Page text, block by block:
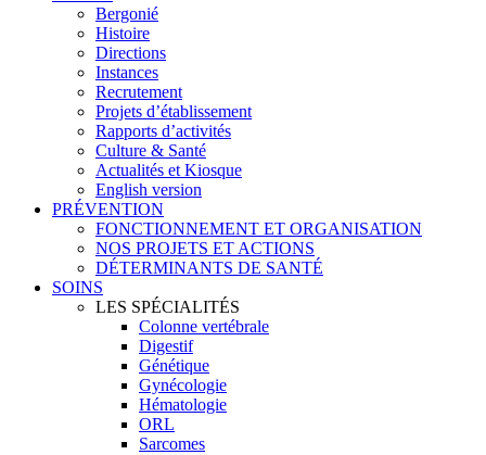
Bergonié
Histoire
Directions
Instances
Recrutement
Projets d’établissement
Rapports d’activités
Culture & Santé
Actualités et Kiosque
English version
PRÉVENTION
FONCTIONNEMENT ET ORGANISATION
NOS PROJETS ET ACTIONS
DÉTERMINANTS DE SANTÉ
SOINS
LES SPÉCIALITÉS
Colonne vertébrale
Digestif
Génétique
Gynécologie
Hématologie
ORL
Sarcomes